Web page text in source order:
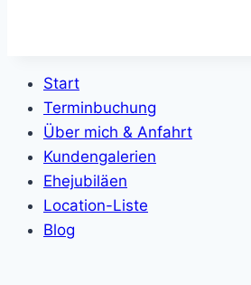
Start
Terminbuchung
Über mich & Anfahrt
Kundengalerien
Ehejubiläen
Location-Liste
Blog